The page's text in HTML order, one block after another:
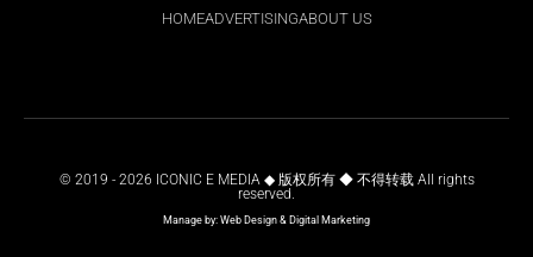
HOMEADVERTISINGABOUT US
© 2019 - 2026 ICONIC E MEDIA ◆ 版权所有 ◆ 不得转载 All rights
reserved.
Manage by: Web Design & Digital Marketing